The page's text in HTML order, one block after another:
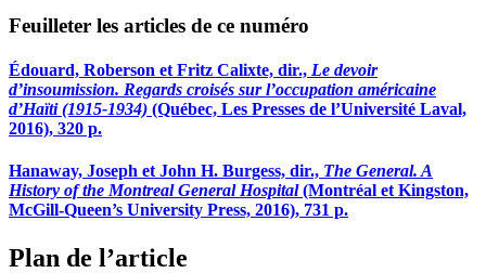
Feuilleter les articles de ce numéro
Édouard, Roberson et Fritz Calixte, dir., Le devoir
d’insoumission. Regards croisés sur l’occupation américaine
d’Haïti (1915-1934) (Québec, Les Presses de l’Université Laval,
2016), 320 p.
Hanaway, Joseph et John H. Burgess, dir., The General. A
History of the Montreal General Hospital(Montréal et Kingston,
McGill-Queen’s University Press, 2016), 731 p.
Plan de l’article